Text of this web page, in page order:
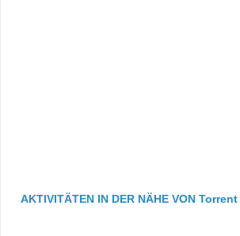
AKTIVITÄTEN IN DER NÄHE VON